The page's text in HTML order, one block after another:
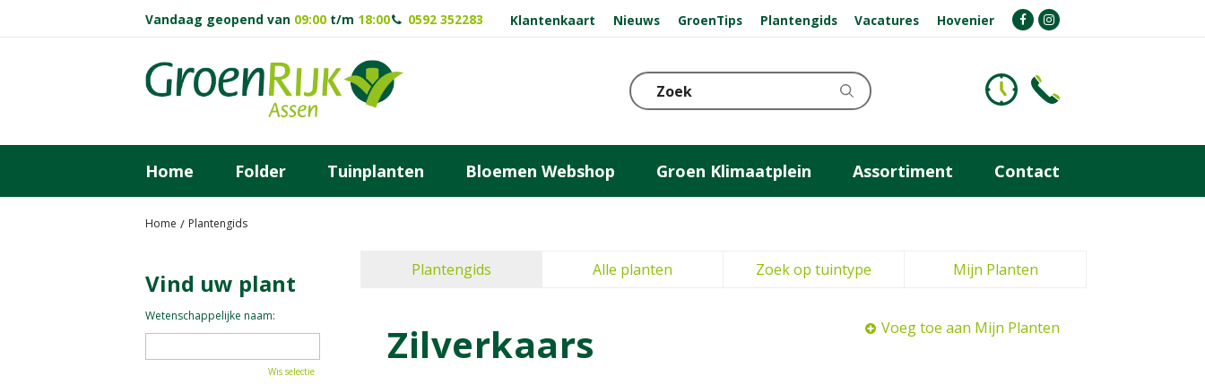
Home Plantengids
Vandaag geopend van 09:00 t/m 18:00 0592 352283 Klantenkaart Nieuws GroenTips Plantengids Vacatures Hovenier
Home Folder Tuinplanten Bloemen Webshop Groen Klimaatplein Assortiment Contact
Plantengids Alle planten Zoek op tuintype Mijn Planten
Zilverkaars Voeg toe aan Mijn Planten
Vind uw plant
Wetenschappelijke naam:
Wis selectie